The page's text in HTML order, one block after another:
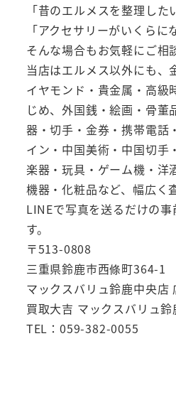
「昔のエルメスを整理した
「アクセサリーがいくらに
そんな場合もお気軽にご相
当店はエルメス以外にも、
イヤモンド・貴金属・高級
じめ、外国銭・絵画・骨董
器・切手・金券・携帯電話
イン・中国美術・中国切手
楽器・玩具・ゲーム機・洋
機器・化粧品など、幅広く
LINEで写真を送るだけの
す。
〒513-0808
三重県鈴鹿市西條町364-1
マックスバリュ鈴鹿中央店
買取大吉 マックスバリュ
TEL：059-382-0055